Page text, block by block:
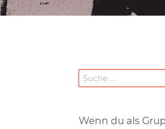
Wenn du als